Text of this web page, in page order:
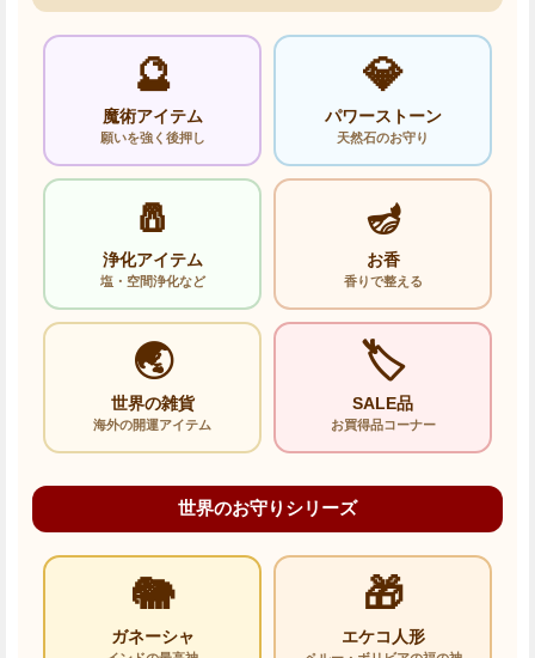
🔮
魔術アイテム
願いを強く後押し
💎
パワーストーン
天然石のお守り
🧂
浄化アイテム
塩・空間浄化など
🪔
お香
香りで整える
🌏
世界の雑貨
海外の開運アイテム
🏷️
SALE品
お買得品コーナー
世界のお守りシリーズ
🐘
ガネーシャ
🎁
エケコ人形